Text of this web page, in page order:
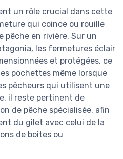
un rôle crucial dans cette
qui coince ou rouille
pêche en rivière. Sur un
les fermetures éclair
et protégées, ce
pochettes même lorsque
pêcheurs qui utilisent une
il reste pertinent de
de pêche spécialisée, afin
du gilet avec celui de la
de boîtes ou